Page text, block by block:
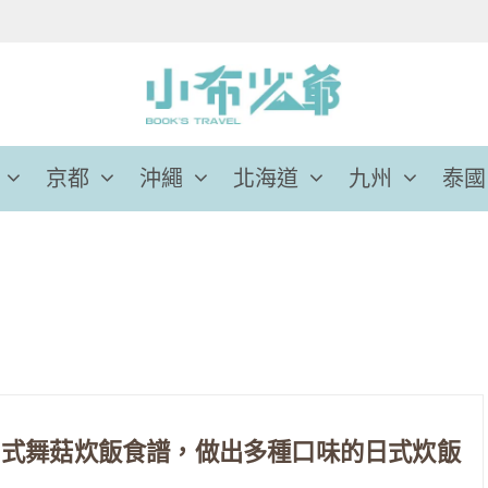
京都 沖繩 北海道 九州 泰國
舞菇炊飯食譜，做出多種口味的日式炊飯